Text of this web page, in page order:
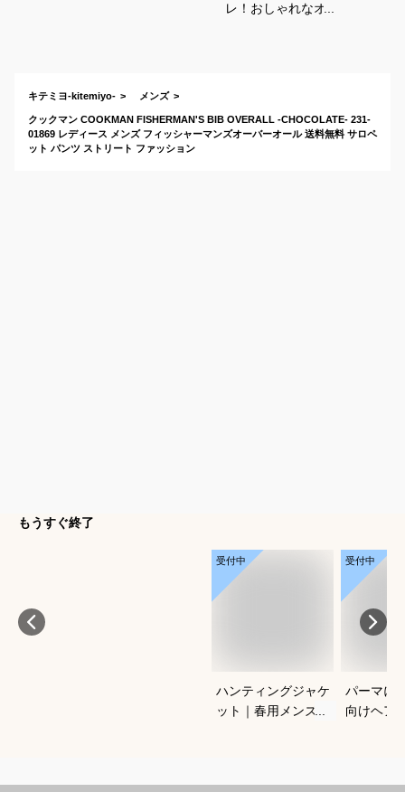
レ！おしゃれなオー
キテミヨ-kitemiyo- メンズ
クックマン COOKMAN FISHERMAN'S BIB OVERALL -CHOCOLATE- 231-
01869 レディース メンズ フィッシャーマンズオーバーオール 送料無料 サロペ
ット パンツ ストリート ファッション
もうすぐ終了
受付中
ハンティングジャケ
ット｜春用メンズ向
受付中
パーマに
向けヘア